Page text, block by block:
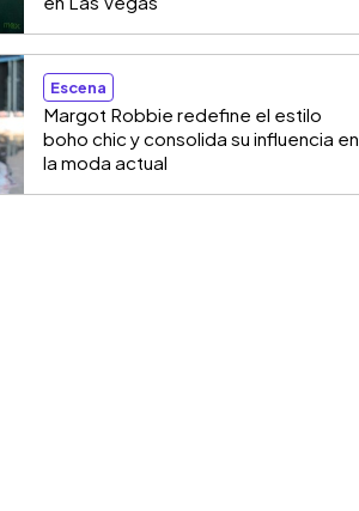
Escena
Margot Robbie redefine el estilo
boho chic y consolida su influencia en
la moda actual